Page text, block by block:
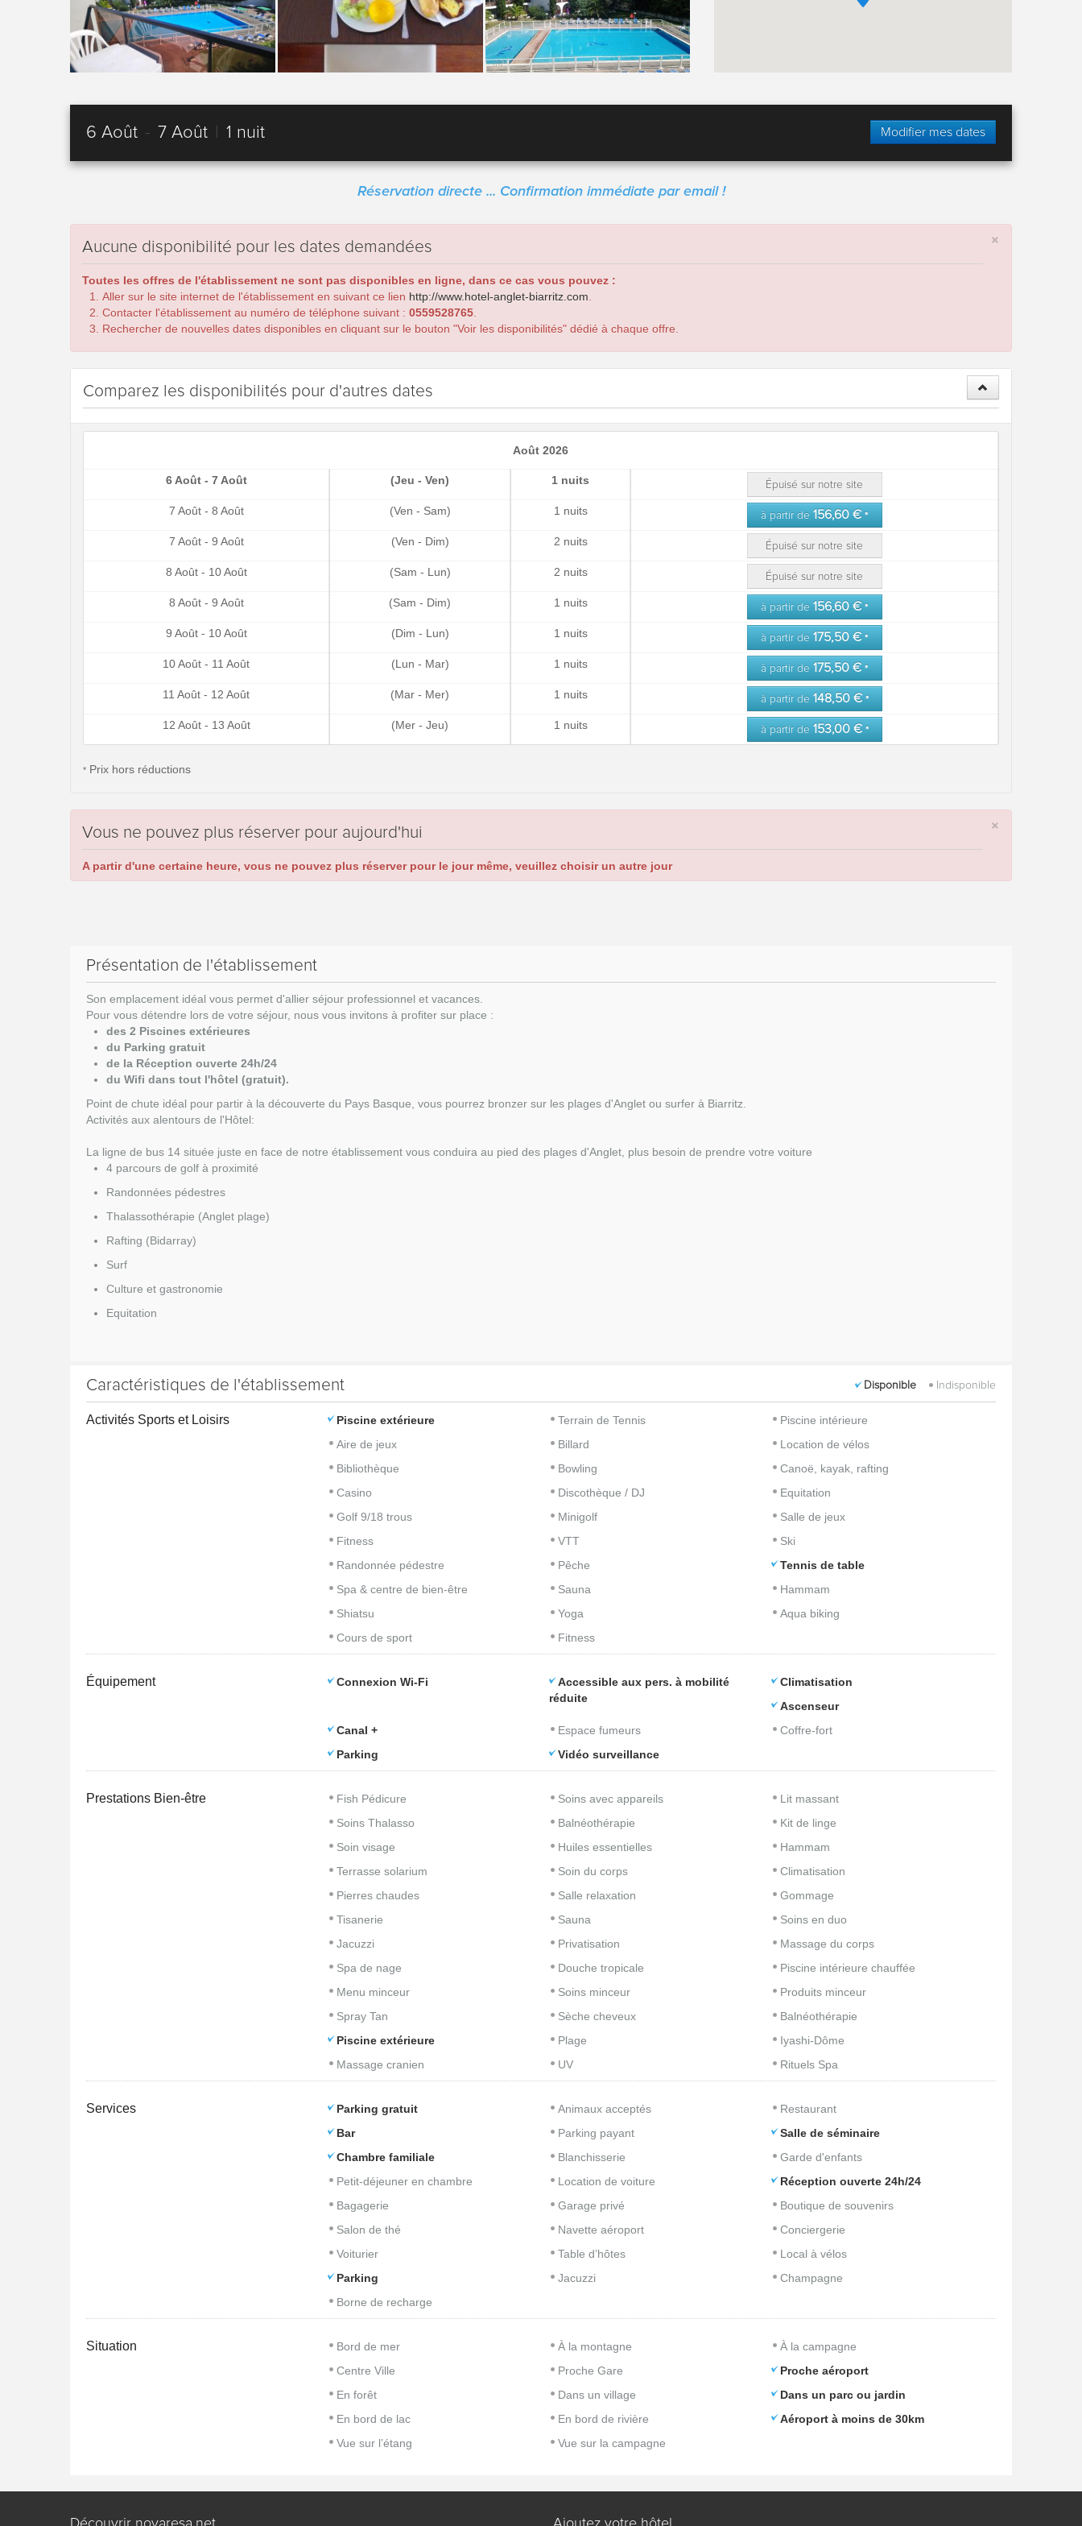
6 Août - 7 Août 1 nuit Modifier mes dates
Réservation directe ... Confirmation immédiate par email !
×
Aucune disponibilité pour les dates demandées
Toutes les offres de l'établissement ne sont pas disponibles en ligne, dans ce cas vous pouvez :
Aller sur le site internet de l'établissement en suivant ce lien http://www.hotel-anglet-biarritz.com
Contacter l'établissement au numéro de téléphone suivant : 0559528765
Rechercher de nouvelles dates disponibles en cliquant sur le bouton "Voir les disponibilités" dédié à chaque offre.
Comparez les disponibilités pour d'autres dates
Août 2026
6 Août - 7 Août (Jeu - Ven) 1 nuits Épuisé sur notre site
7 Août - 8 Août (Ven - Sam) 1 nuits à partir de 156,60 € *
7 Août - 9 Août (Ven - Dim) 2 nuits Épuisé sur notre site
8 Août - 10 Août (Sam - Lun) 2 nuits Épuisé sur notre site
8 Août - 9 Août (Sam - Dim) 1 nuits à partir de 156,60 € *
9 Août - 10 Août (Dim - Lun) 1 nuits à partir de 175,50 € *
10 Août - 11 Août (Lun - Mar) 1 nuits à partir de 175,50 € *
11 Août - 12 Août (Mar - Mer) 1 nuits à partir de 148,50 € *
12 Août - 13 Août (Mer - Jeu) 1 nuits à partir de 153,00 € *
* Prix hors réductions
×
Vous ne pouvez plus réserver pour aujourd'hui
A partir d'une certaine heure, vous ne pouvez plus réserver pour le jour même, veuillez choisir un autre jour
Présentation de l'établissement
Son emplacement idéal vous permet d'allier séjour professionnel et vacances.
Pour vous détendre lors de votre séjour, nous vous invitons à profiter sur place :
des 2 Piscines extérieures
du Parking gratuit
de la Réception ouverte 24h/24
du Wifi dans tout l'hôtel (gratuit).
Point de chute idéal pour partir à la découverte du Pays Basque, vous pourrez bronzer sur les plages d'Anglet ou surfer à Biarritz.
Activités aux alentours de l'Hôtel:
La ligne de bus 14 située juste en face de notre établissement vous conduira au pied des plages d'Anglet, plus besoin de prendre votre voiture
4 parcours de golf à proximité
Randonnées pédestres
Thalassothérapie (Anglet plage)
Rafting (Bidarray)
Surf
Culture et gastronomie
Equitation
Caractéristiques de l'établissement Disponible Indisponible
Activités Sports et Loisirs Piscine extérieure Terrain de Tennis
Piscine intérieure
Aire de jeux
Billard
Location de vélos
Bibliothèque
Bowling
Canoë, kayak, rafting
Casino
Discothèque / DJ
Equitation
Golf 9/18 trous
Minigolf
Salle de jeux
Fitness
VTT
Ski
Randonnée pédestre
Pêche
Tennis de table
Spa & centre de bien-être
Sauna
Hammam
Shiatsu
Yoga
Aqua biking
Cours de sport
Fitness
Équipement Connexion Wi-Fi
Accessible aux pers. à mobilité
réduite
Climatisation
Ascenseur
Canal +
Espace fumeurs
Coffre-fort
Parking
Vidéo surveillance
Prestations Bien-être Fish Pédicure Soins avec appareils
Lit massant
Soins Thalasso
Balnéothérapie
Kit de linge
Soin visage
Huiles essentielles
Hammam
Terrasse solarium
Soin du corps
Climatisation
Pierres chaudes
Salle relaxation
Gommage
Tisanerie
Sauna
Soins en duo
Jacuzzi
Privatisation
Massage du corps
Spa de nage
Douche tropicale
Piscine intérieure chauffée
Menu minceur
Soins minceur
Produits minceur
Spray Tan
Sèche cheveux
Balnéothérapie
Piscine extérieure
Plage
Iyashi-Dôme
Massage cranien
UV Rituels Spa
Services Parking gratuit Animaux acceptés
Restaurant
Bar
Parking payant
Salle de séminaire
Chambre familiale
Blanchisserie
Garde d'enfants
Petit-déjeuner en chambre
Location de voiture
Réception ouverte 24h/24
Bagagerie
Garage privé
Boutique de souvenirs
Salon de thé
Navette aéroport
Conciergerie
Voiturier
Table d’hôtes
Local à vélos
Parking
Jacuzzi
Champagne
Borne de recharge
Situation Bord de mer À la montagne
À la campagne
Centre Ville
Proche Gare
Proche aéroport
En forêt
Dans un village
Dans un parc ou jardin
En bord de lac
En bord de rivière
Aéroport à moins de 30km
Vue sur l’étang
Vue sur la campagne